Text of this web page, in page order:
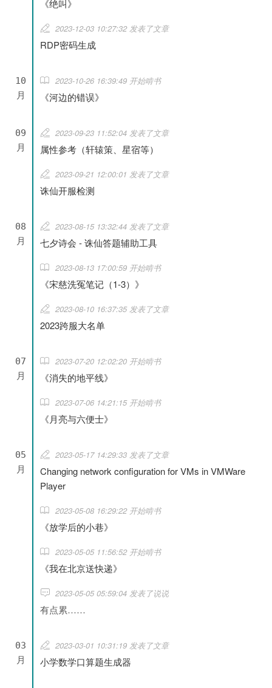
《绝叫》
2023-12-03 10:27:32 发表了文章
RDP密码生成
10
月
2023-10-26 16:39:49 开始啃书
《河边的错误》
09
月
2023-09-23 11:52:04 发表了文章
属性参考（轩辕策、星宿等）
2023-09-21 12:00:01 发表了文章
诛仙开服检测
08
月
2023-08-15 13:32:44 发表了文章
七夕诗会 - 诛仙答题辅助工具
2023-08-13 17:00:59 开始啃书
《宋慈洗冤笔记（1-3）》
2023-08-10 16:37:35 发表了文章
2023跨服大名单
07
月
2023-07-20 12:02:20 开始啃书
《消失的地平线》
2023-07-06 14:21:15 开始啃书
《月亮与六便士》
05
月
2023-05-17 14:29:33 发表了文章
Changing network configuration for VMs in VMWare
Player
2023-05-08 16:29:22 开始啃书
《放学后的小巷》
2023-05-05 11:56:52 开始啃书
《我在北京送快递》
2023-05-05 05:59:04 发表了说说
有点累……
03
月
2023-03-01 10:31:19 发表了文章
小学数学口算题生成器